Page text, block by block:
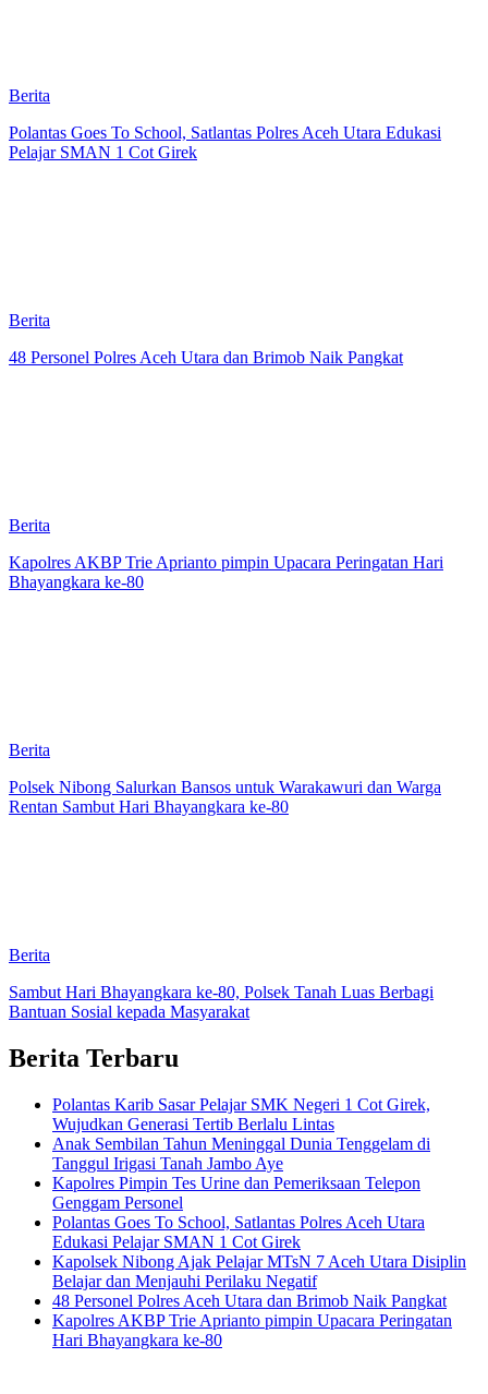
Berita
Polantas Goes To School, Satlantas Polres Aceh Utara Edukasi
Pelajar SMAN 1 Cot Girek
Berita
48 Personel Polres Aceh Utara dan Brimob Naik Pangkat
Berita
Kapolres AKBP Trie Aprianto pimpin Upacara Peringatan Hari
Bhayangkara ke-80
Berita
Polsek Nibong Salurkan Bansos untuk Warakawuri dan Warga
Rentan Sambut Hari Bhayangkara ke-80
Berita
Sambut Hari Bhayangkara ke-80, Polsek Tanah Luas Berbagi
Bantuan Sosial kepada Masyarakat
Berita Terbaru
Polantas Karib Sasar Pelajar SMK Negeri 1 Cot Girek,
Wujudkan Generasi Tertib Berlalu Lintas
Anak Sembilan Tahun Meninggal Dunia Tenggelam di
Tanggul Irigasi Tanah Jambo Aye
Kapolres Pimpin Tes Urine dan Pemeriksaan Telepon
Genggam Personel
Polantas Goes To School, Satlantas Polres Aceh Utara
Edukasi Pelajar SMAN 1 Cot Girek
Kapolsek Nibong Ajak Pelajar MTsN 7 Aceh Utara Disiplin
Belajar dan Menjauhi Perilaku Negatif
48 Personel Polres Aceh Utara dan Brimob Naik Pangkat
Kapolres AKBP Trie Aprianto pimpin Upacara Peringatan
Hari Bhayangkara ke-80